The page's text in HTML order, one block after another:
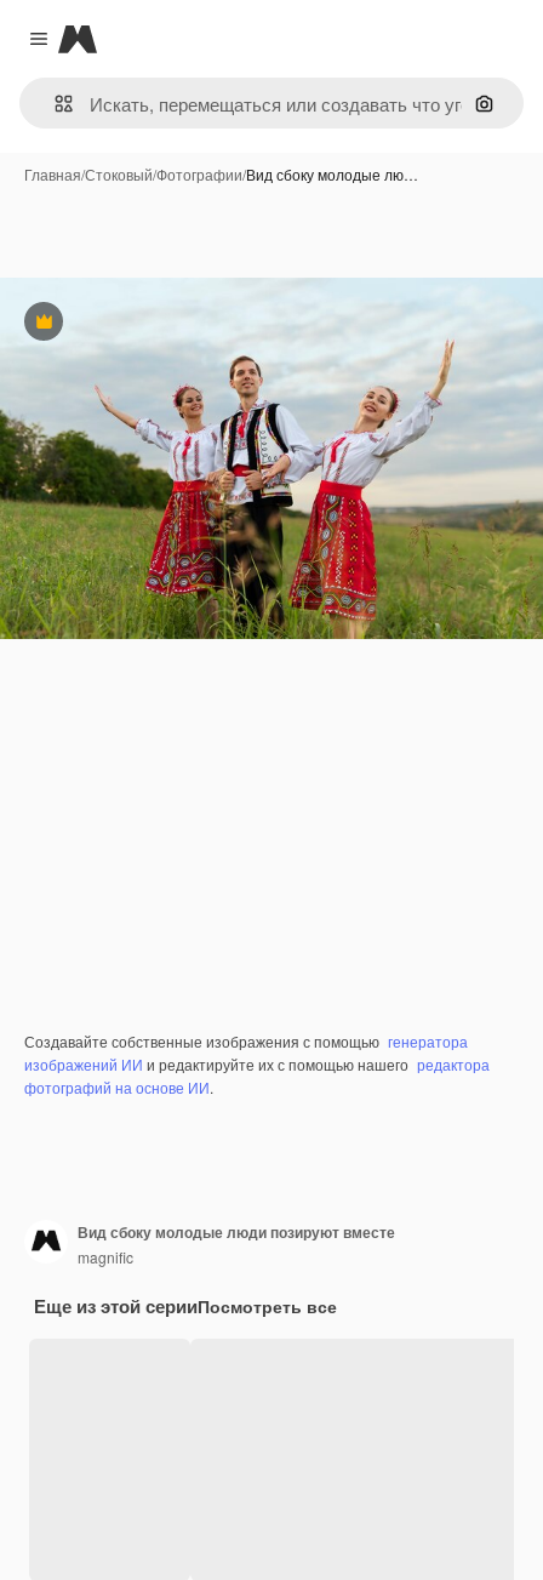
Close menu
Magnific
Поиск
Главная/Стоковый/Фотографии/Вид сбоку молодые лю…
Премиум
Создавайте собственные изображения с помощью генератора
изображений ИИ и редактируйте их с помощью нашего редактора
фотографий на основе ИИ.
Вид сбоку молодые люди позируют вместе
magnific
Еще из этой серииПосмотреть все